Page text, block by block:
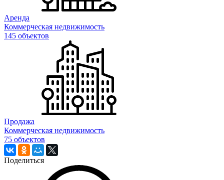
Аренда
Коммерческая недвижимость
145 объектов
Продажа
Коммерческая недвижимость
75 объектов
Поделиться